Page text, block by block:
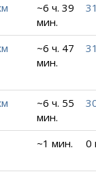
~6 ч. 39
мин.
~6 ч. 47
мин.
~6 ч. 55
мин.
~1 мин. 0